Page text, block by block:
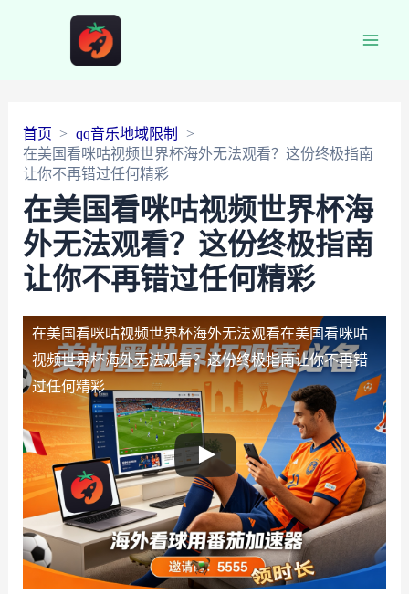
首页
qq音乐地域限制
在美国看咪咕视频世界杯海外无法观看？这份终极指南
让你不再错过任何精彩
在美国看咪咕视频世界杯海
外无法观看？这份终极指南
让你不再错过任何精彩
在美国看咪咕视频世界杯海外无法观看在美国看咪咕
视频世界杯海外无法观看？这份终极指南让你不再错
过任何精彩